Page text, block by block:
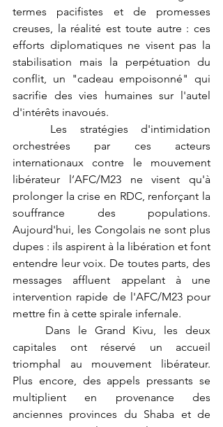
termes pacifistes et de promesses
creuses, la réalité est toute autre : ces
efforts diplomatiques ne visent pas la
stabilisation mais la perpétuation du
conflit, un "cadeau empoisonné" qui
sacrifie des vies humaines sur l'autel
d'intérêts inavoués.
orchestrées par ces acteurs
internationaux contre le mouvement
libérateur l’AFC/M23 ne visent qu'à
prolonger la crise en RDC, renforçant la
souffrance des populations.
Aujourd'hui, les Congolais ne sont plus
dupes : ils aspirent à la libération et font
entendre leur voix. De toutes parts, des
messages affluent appelant à une
intervention rapide de l'AFC/M23 pour
mettre fin à cette spirale infernale.
capitales ont réservé un accueil
triomphal au mouvement libérateur.
Plus encore, des appels pressants se
multiplient en provenance des
anciennes provinces du Shaba et de